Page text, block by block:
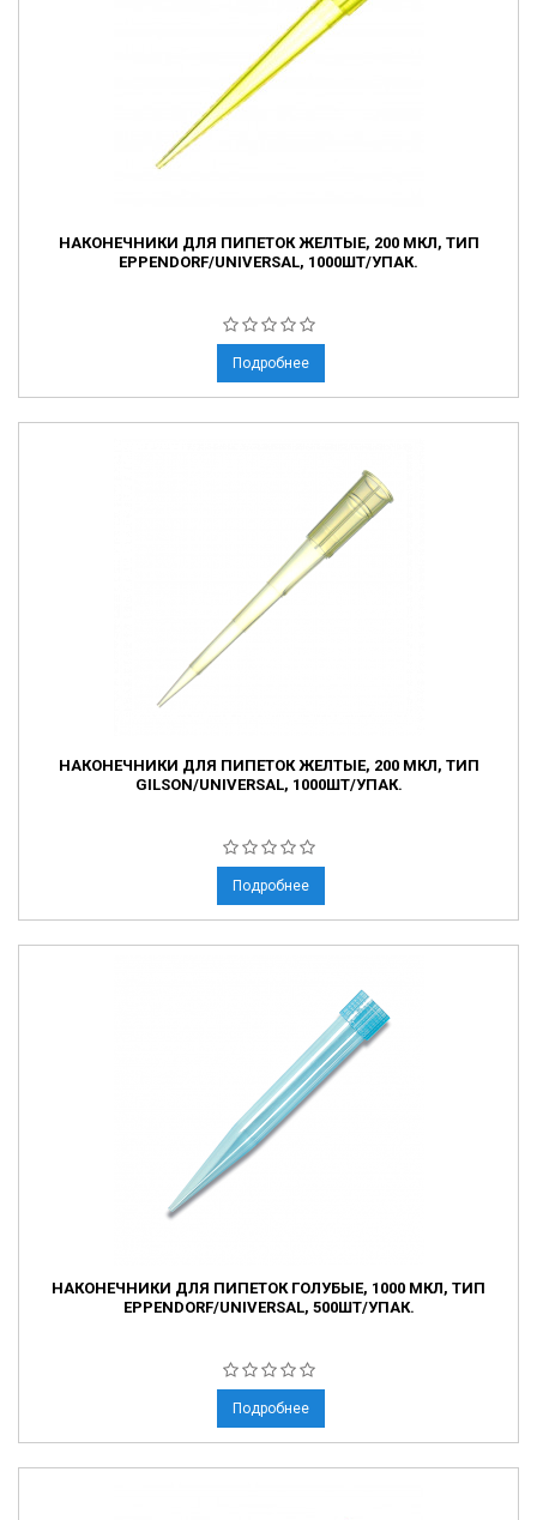
НАКОНЕЧНИКИ ДЛЯ ПИПЕТОК ЖЕЛТЫЕ, 200 МКЛ, ТИП
EPPENDORF/UNIVERSAL, 1000ШТ/УПАК.
Подробнее
НАКОНЕЧНИКИ ДЛЯ ПИПЕТОК ЖЕЛТЫЕ, 200 МКЛ, ТИП
GILSON/UNIVERSAL, 1000ШТ/УПАК.
Подробнее
НАКОНЕЧНИКИ ДЛЯ ПИПЕТОК ГОЛУБЫЕ, 1000 МКЛ, ТИП
EPPENDORF/UNIVERSAL, 500ШТ/УПАК.
Подробнее